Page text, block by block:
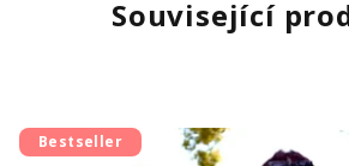
Související
Bestseller